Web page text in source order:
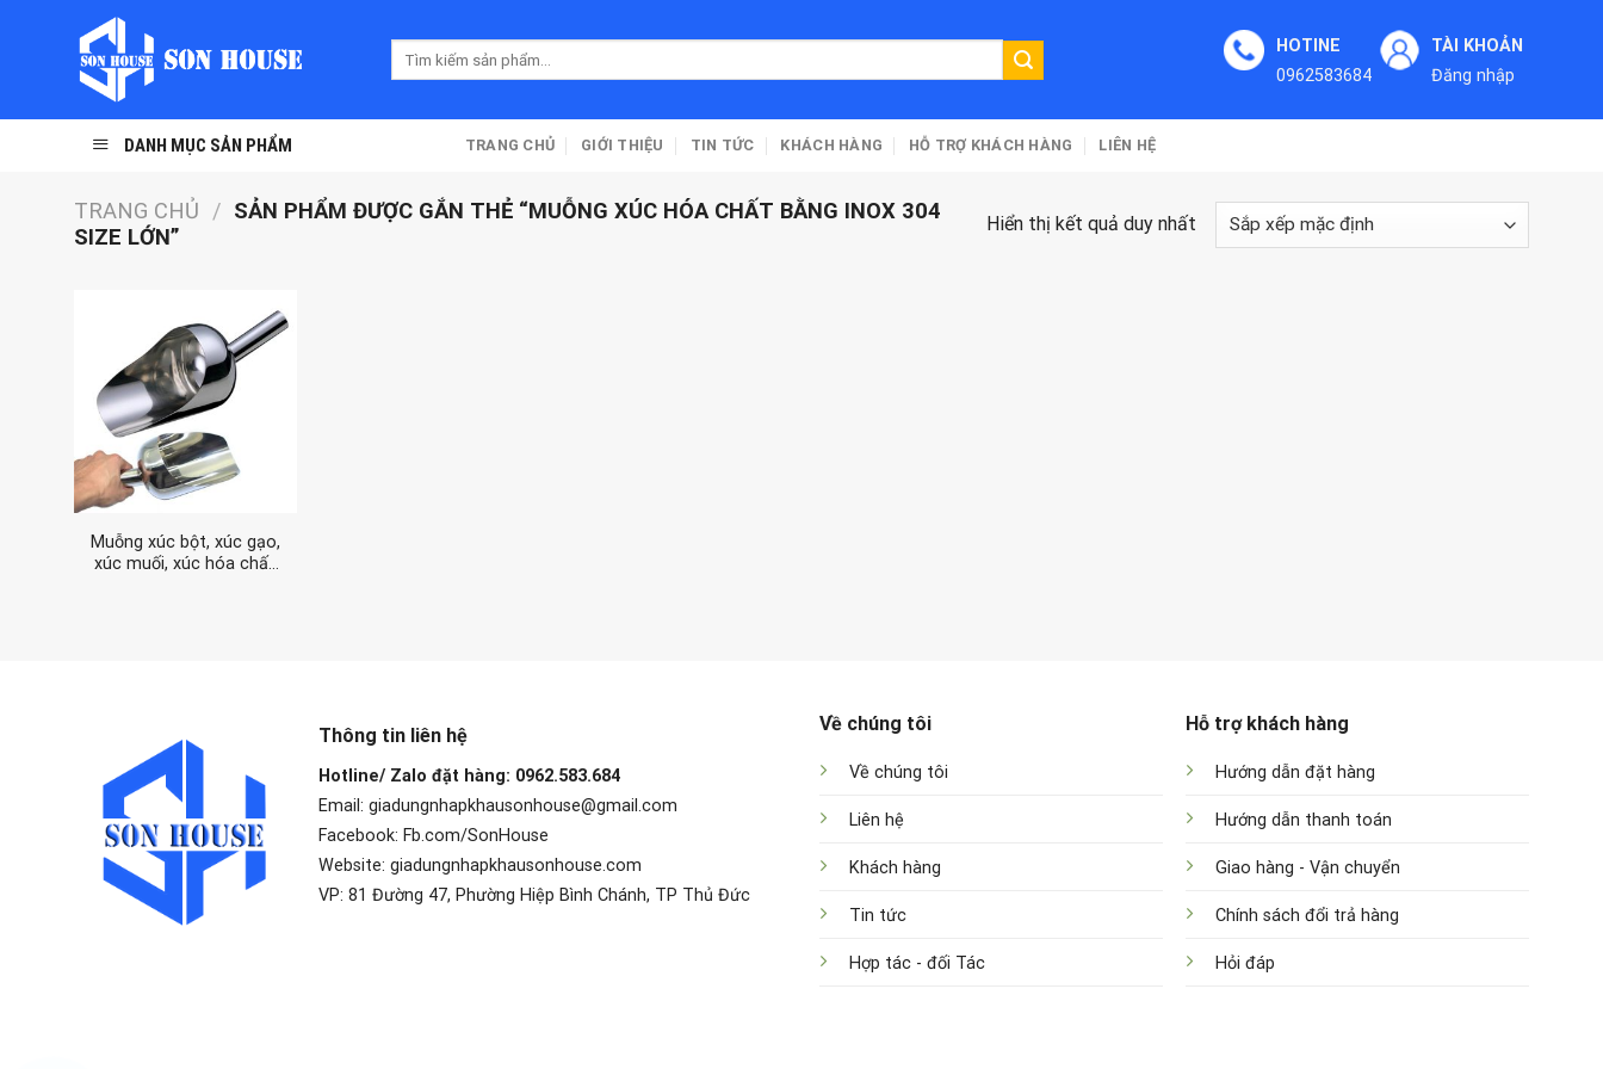
HOTINE
0962583684
TÀI KHOẢN
Đăng nhập
DANH MỤC SẢN PHẨM TRANG CHỦ GIỚI THIỆU TIN TỨC KHÁCH HÀNG HỖ TRỢ KHÁCH HÀNG LIÊN HỆ
TRANG CHỦ / SẢN PHẨM ĐƯỢC GẮN THẺ “MUỖNG XÚC HÓA CHẤT BẰNG INOX 304
SIZE LỚN”
Hiển thị kết quả duy nhất
Muỗng xúc bột, xúc gạo,
xúc muối, xúc hóa chất
Thông tin liên hệ
Hotline/ Zalo đặt hàng: 0962.583.684
Email: giadungnhapkhausonhouse@gmail.com
Facebook: Fb.com/SonHouse
Website: giadungnhapkhausonhouse.com
VP: 81 Đường 47, Phường Hiệp Bình Chánh, TP Thủ Đức
Về chúng tôi
Về chúng tôi
Liên hệ
Khách hàng
Tin tức
Hợp tác - đối Tác
Hỗ trợ khách hàng
Hướng dẫn đặt hàng
Hướng dẫn thanh toán
Giao hàng - Vận chuyển
Chính sách đổi trả hàng
Hỏi đáp